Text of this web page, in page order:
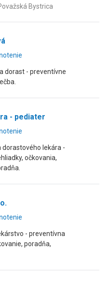
Bystrica
dorast - preventívne
- pediater
lekára -
očkovania,
- preventívna
poradňa,